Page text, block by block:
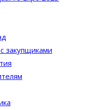
закупщиками